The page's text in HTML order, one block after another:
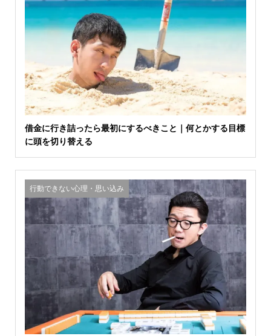
借金に行き詰ったら最初にするべきこと｜何とかする目標
に頭を切り替える
行動できない心理・思い込み